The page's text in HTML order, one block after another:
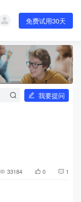
免费试用30天
我要提问
33184 0 1